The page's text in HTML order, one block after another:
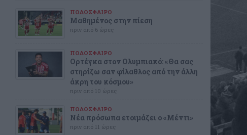
ΠΟΔΟΣΦΑΙΡΟ
Μαθημένος στην πίεση
πριν από 6 ώρες
ΠΟΔΟΣΦΑΙΡΟ
Ορτέγκα στον Ολυμπιακό: «Θα σας
στηρίζω σαν φίλαθλος από την άλλη
άκρη του κόσμου»
πριν από 10 ώρες
ΠΟΔΟΣΦΑΙΡΟ
Νέα πρόσωπα ετοιμάζει ο «Μέντι»
πριν από 11 ώρες